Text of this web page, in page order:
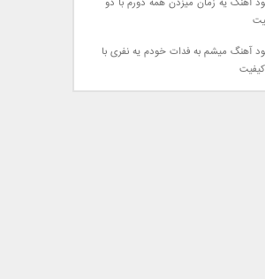
آهنگ میشم به فدات خودم یه نفری با